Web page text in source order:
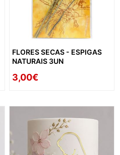
FLORES SECAS - ESPIGAS
NATURAIS 3UN
3,00€